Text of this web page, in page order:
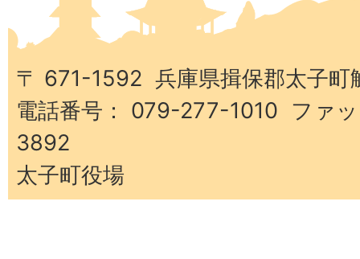
子
町
〒 671-1592 兵庫県揖保郡太子町
電話番号： 079-277-1010 ファ
3892
太子町役場